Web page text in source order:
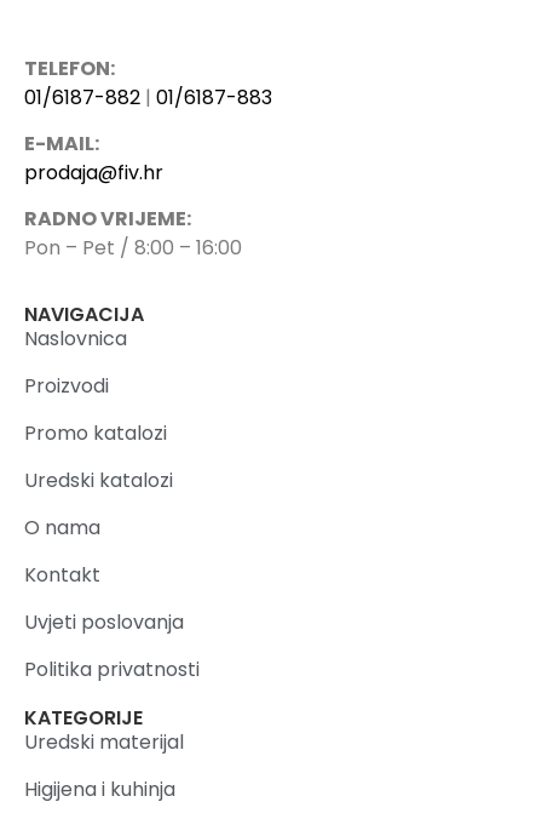
TELEFON:
01/6187-882 | 01/6187-883
E-MAIL:
prodaja@fiv.hr
RADNO VRIJEME:
Pon – Pet / 8:00 – 16:00
NAVIGACIJA
Naslovnica
Proizvodi
Promo katalozi
Uredski katalozi
O nama
Kontakt
Uvjeti poslovanja
Politika privatnosti
KATEGORIJE
Uredski materijal
Higijena i kuhinja